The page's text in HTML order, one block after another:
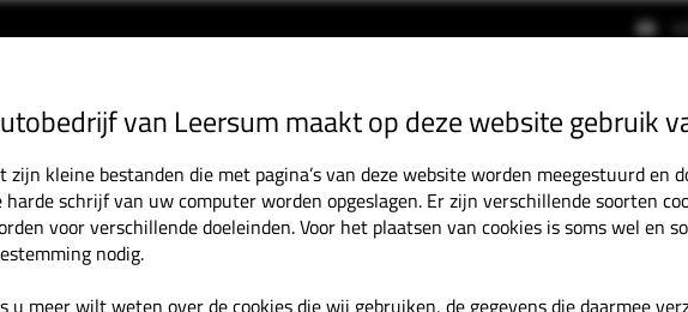
HOME OCCASIONS DIENSTEN
Occasions Volkswagen Transporter 2.0 TDI 150PK Bulli Dubbel Cabine LED/Virtual
van Leersum maakt op deze website gebruik
zijn kleine bestanden die met pagina’s van deze website worden meegestuurd en
harde schrijf van uw computer worden opgeslagen. Er zijn verschillende soorten
voor verschillende doeleinden. Voor het plaatsen van cookies is soms wel en
nodig.
u meer wilt weten over de cookies die wij gebruiken, de gegevens die daarmee